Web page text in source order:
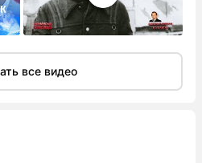
все видео